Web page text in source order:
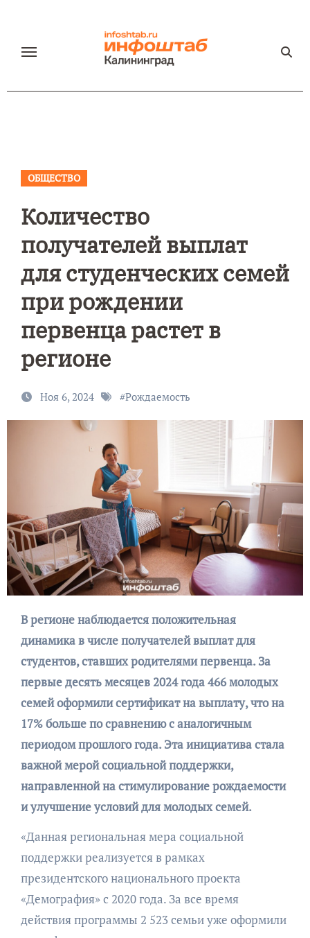
содержанию
ОБЩЕСТВО
Количество
получателей выплат
для студенческих семей
при рождении
первенца растет в
регионе
Ноя 6, 2024 #Рождаемость
В регионе наблюдается положительная
динамика в числе получателей выплат для
студентов, ставших родителями первенца. За
первые десять месяцев 2024 года 466 молодых
семей оформили сертификат на выплату, что на
17% больше по сравнению с аналогичным
периодом прошлого года. Эта инициатива стала
важной мерой социальной поддержки,
направленной на стимулирование рождаемости
и улучшение условий для молодых семей.
«Данная региональная мера социальной
поддержки реализуется в рамках
президентского национального проекта
«Демография» с 2020 года. За все время
действия программы 2 523 семьи уже оформили